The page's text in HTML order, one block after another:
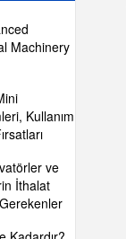
Machinery
Kullanım
ve
İthalat